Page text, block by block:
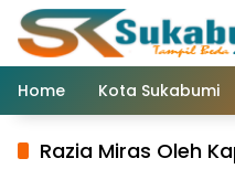
Langsung
konten
Home
Kota Sukabumi
Razia Miras Oleh